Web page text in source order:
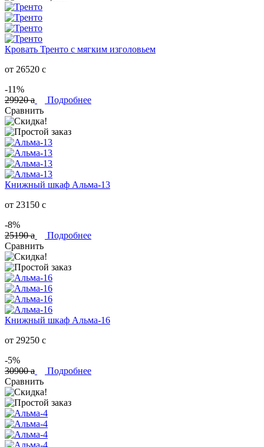
Кровать Тренто с мягким изголовьем
от 26520 c
-11%
29920a
Подробнее
Сравнить
Книжный шкаф Альма-13
от 23150 c
-8%
25190a
Подробнее
Сравнить
Книжный шкаф Альма-16
от 29250 c
-5%
30900a
Подробнее
Сравнить